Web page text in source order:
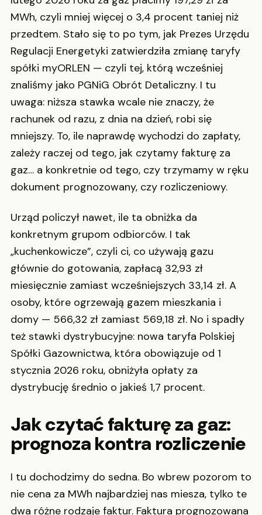
MWh, czyli mniej więcej o 3,4 procent taniej niż
przedtem. Stało się to po tym, jak Prezes Urzędu
Regulacji Energetyki zatwierdziła zmianę taryfy
spółki myORLEN — czyli tej, którą wcześniej
znaliśmy jako PGNiG Obrót Detaliczny. I tu
uwaga: niższa stawka wcale nie znaczy, że
rachunek od razu, z dnia na dzień, robi się
mniejszy. To, ile naprawdę wychodzi do zapłaty,
zależy raczej od tego, jak czytamy fakturę za
gaz… a konkretnie od tego, czy trzymamy w ręku
dokument prognozowany, czy rozliczeniowy.
Urząd policzył nawet, ile ta obniżka da
konkretnym grupom odbiorców. I tak
„kuchenkowicze”, czyli ci, co używają gazu
głównie do gotowania, zapłacą 32,93 zł
miesięcznie zamiast wcześniejszych 33,14 zł. A
osoby, które ogrzewają gazem mieszkania i
domy — 566,32 zł zamiast 569,18 zł. No i spadły
też stawki dystrybucyjne: nowa taryfa Polskiej
Spółki Gazownictwa, która obowiązuje od 1
stycznia 2026 roku, obniżyła opłaty za
dystrybucję średnio o jakieś 1,7 procent.
Jak czytać fakturę za gaz:
prognoza kontra rozliczenie
I tu dochodzimy do sedna. Bo wbrew pozorom to
nie cena za MWh najbardziej nas miesza, tylko te
dwa różne rodzaje faktur. Faktura prognozowana